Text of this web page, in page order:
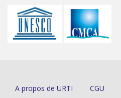
A propos de URTI CGU